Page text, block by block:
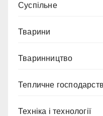
Суспільне
Тварини
Тваринництво
Тепличне
Техніка і технології